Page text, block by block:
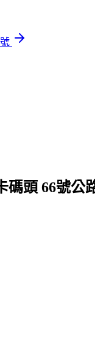
碼頭 66號